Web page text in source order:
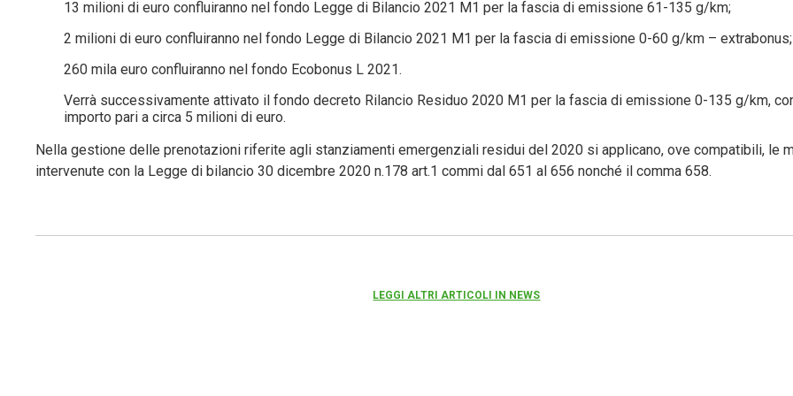
13 milioni di euro confluiranno nel fondo Legge di Bilancio 2021 M1 per la fascia di emissione 61-135 g/km;
2 milioni di euro confluiranno nel fondo Legge di Bilancio 2021 M1 per la fascia di emissione 0-60 g/km – extrabonus;
260 mila euro confluiranno nel fondo Ecobonus L 2021.
Verrà successivamente attivato il fondo decreto Rilancio Residuo 2020 M1 per la fascia di emissione 0-135 g/km,
importo pari a circa 5 milioni di euro.
Nella gestione delle prenotazioni riferite agli stanziamenti emergenziali residui del 2020 si applicano, ove compatibili, le
intervenute con la Legge di bilancio 30 dicembre 2020 n.178 art.1 commi dal 651 al 656 nonché il comma 658.
LEGGI ALTRI ARTICOLI IN NEWS